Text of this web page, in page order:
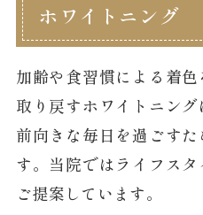
ホワイトニング
加齢や食習慣による着
取り戻すホワイトニング
前向きな毎日を過ごす
す。当院ではライフス
ご提案しています。